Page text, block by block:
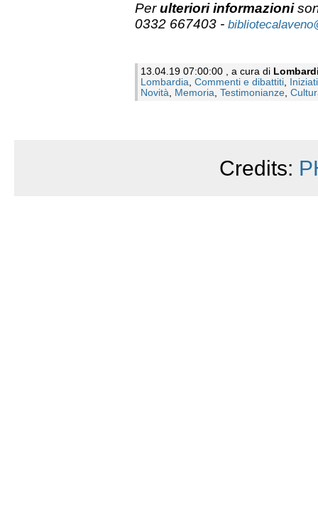
Perulteriori informazioni
0332 667403 -
13.04.19 07:00:00 , a cura di
Lombardia, Commenti e dibattiti,
Novità, Memoria, Testimonianze,
Credits: